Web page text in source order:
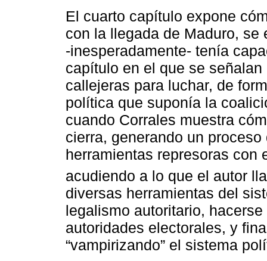
El cuarto capítulo expone
con la llegada de Maduro,
-inesperadamente- tenía
capítulo en el que se
callejeras para luchar, de
política que suponía la
cuando Corrales muestra
cierra, generando un
herramientas represoras con
acudiendo a lo que el autor
diversas herramientas del
legalismo autoritario,
autoridades electorales, y
“vampirizando” el sistema